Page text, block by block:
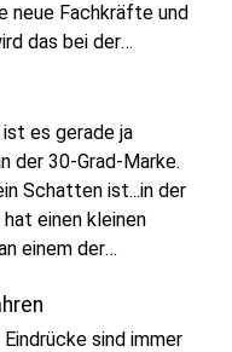
neue Fachkräfte und
das bei der
play_circle Audio anhören
es gerade ja
der 30-Grad-Marke.
Schatten ist...in der
einen kleinen
einem der
sind immer